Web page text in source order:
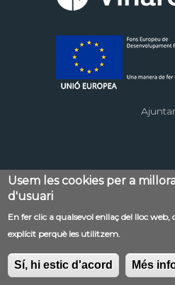
Menú
al
pie
Contacte Avís legal
Accessibilitat
EDUSI
Usem les cookies per a
d'usuari
En fer clic a qualsevol enllaç del lloc
explícit perquè les utilitzem.
Sí, hi estic d'acord Més